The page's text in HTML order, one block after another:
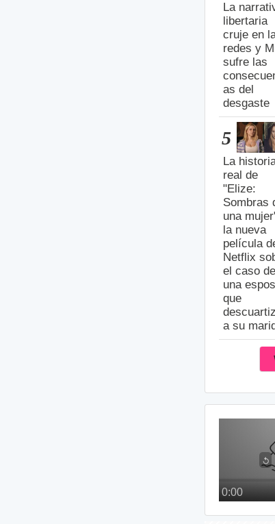
La
libertaria
cruje en
redes y
sufre las
as del
desgaste
5
La
real de
"Elize:
Sombras
una
la nueva
película
Netflix
el caso de
una
que
a su